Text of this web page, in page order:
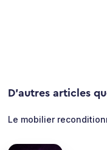
D'autres articles
Le mobilier